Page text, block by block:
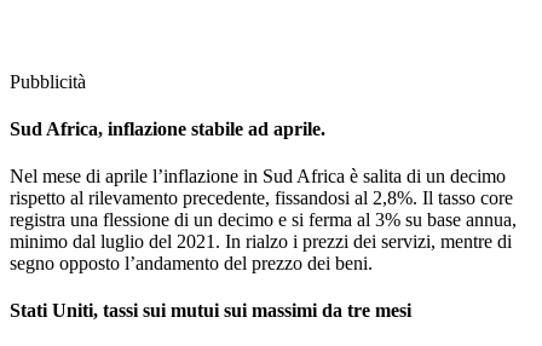
Pubblicità
Sud Africa, inflazione stabile ad aprile.
Nel mese di aprile l’inflazione in Sud Africa è salita di un decimo
rispetto al rilevamento precedente, fissandosi al 2,8%. Il tasso core
registra una flessione di un decimo e si ferma al 3% su base annua,
minimo dal luglio del 2021. In rialzo i prezzi dei servizi, mentre di
segno opposto l’andamento del prezzo dei beni.
Stati Uniti, tassi sui mutui sui massimi da tre mesi